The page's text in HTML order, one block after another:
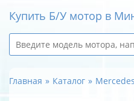
Купить Б/У мотор в
Главная Каталог Mercedes